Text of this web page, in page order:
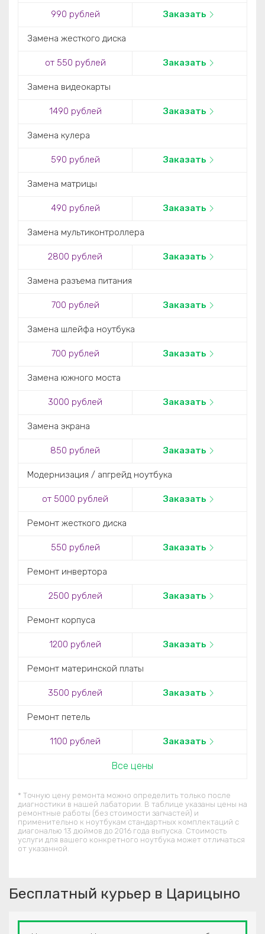
990 рублей Заказать
Замена жесткого диска
от 550 рублей Заказать
Замена видеокарты
1490 рублей Заказать
Замена кулера
590 рублей Заказать
Замена матрицы
490 рублей Заказать
Замена мультиконтроллера
2800 рублей Заказать
Замена разъема питания
700 рублей Заказать
Замена шлейфа ноутбука
700 рублей Заказать
Замена южного моста
3000 рублей Заказать
Замена экрана
850 рублей Заказать
Модернизация / апгрейд ноутбука
от 5000 рублей Заказать
Ремонт жесткого диска
550 рублей Заказать
Ремонт инвертора
2500 рублей Заказать
Ремонт корпуса
1200 рублей Заказать
Ремонт материнской платы
3500 рублей Заказать
Ремонт петель
1100 рублей Заказать
Все цены
* Точную цену ремонта можно определить только после
диагностики в нашей лабатории. В таблице указаны цены на
ремонтные работы (без стоимости запчастей) и
применительно к ноутбукам стандартных комплектаций c
диагональю 13 дюймов до 2016 года выпуска. Стоимость
услуги для вашего конкретного ноутбука может отличаться
от указанной.
Бесплатный курьер в Царицыно